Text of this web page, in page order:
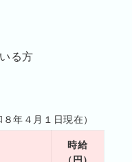
る方
８年４月１日現在）
時給